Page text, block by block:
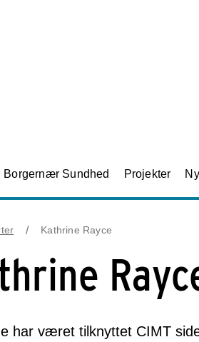
Borgernær Sundhed Projekter
Kathrine Rayce
har været tilknyttet CIMT